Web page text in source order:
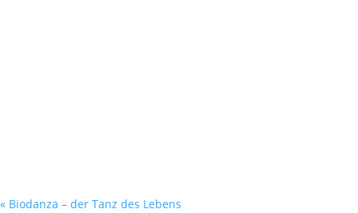
« Biodanza – der Tanz des Lebens